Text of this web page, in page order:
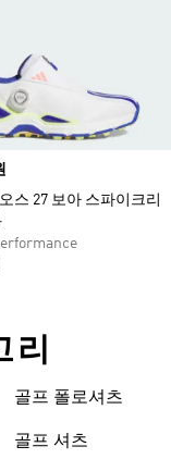
스 27 보아 스파이크리
골프 폴로셔츠
골프 셔츠